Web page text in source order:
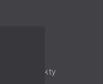
Produkty